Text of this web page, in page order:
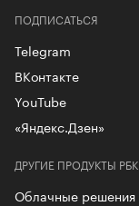
ДРУГИЕ ПРОДУКТЫ РБК
Облачные решения
ПОДПИСАТЬСЯ
Telegram
ВКонтакте
YouTube
«Яндекс.Дзен»